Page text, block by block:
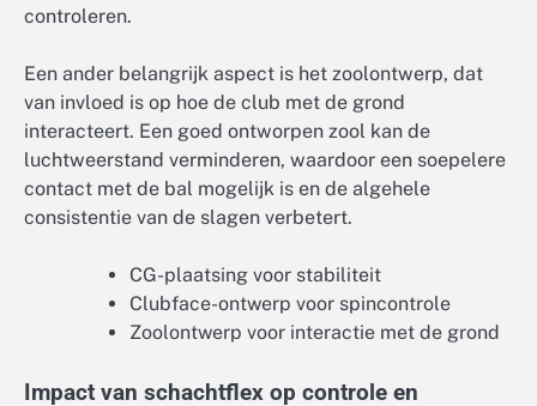
controleren.
Een ander belangrijk aspect is het zoolontwerp, dat
van invloed is op hoe de club met de grond
interacteert. Een goed ontworpen zool kan de
luchtweerstand verminderen, waardoor een soepelere
contact met de bal mogelijk is en de algehele
consistentie van de slagen verbetert.
CG-plaatsing voor stabiliteit
Clubface-ontwerp voor spincontrole
Zoolontwerp voor interactie met de grond
Impact van schachtflex op controle en